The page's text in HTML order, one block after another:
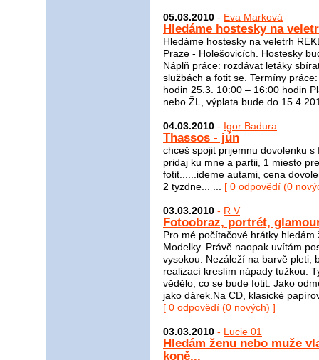
05.03.2010 - Eva Marková
Hledáme hostesky na
Hledáme hostesky na veletrh
Praze - Holešovicích. Hostesky
Náplň práce: rozdávat letáky
službách a fotit se. Termíny
hodin 25.3. 10:00 – 16:00 hodin
nebo ŽL, výplata bude do
04.03.2010 - Igor Badura
Thassos - jún
chceš spojit prijemnu dovolenku
pridaj ku mne a partii, 1 miesto
fotit......ideme autami, cena
2 tyzdne... ... [ 0 odpovědí (0
03.03.2010 - R V
Fotoobraz, portrét,
Pro mé počítačové hrátky
Modelky. Právě naopak uvítám
vysokou. Nezáleží na barvě pleti,
realizací kreslím nápady tužkou.
vědělo, co se bude fotit. Jako
jako dárek.Na CD, klasické
[ 0 odpovědí (0 nových) ]
03.03.2010 - Lucie 01
Hledám ženu nebo muže
koně...